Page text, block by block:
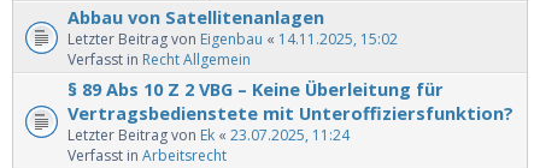
Abbau von Satellitenanlagen
Letzter Beitrag von Eigenbau « 14.11.2025, 15:02
Verfasst in Recht Allgemein
§ 89 Abs 10 Z 2 VBG – Keine Überleitung für
Vertragsbedienstete mit Unteroffiziersfunktion?
Letzter Beitrag von Ek « 23.07.2025, 11:24
Verfasst in Arbeitsrecht